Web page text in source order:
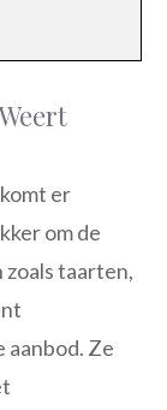
er
om de
zoals taarten,
aanbod. Ze